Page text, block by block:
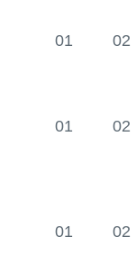
01 02
01 02
01 02